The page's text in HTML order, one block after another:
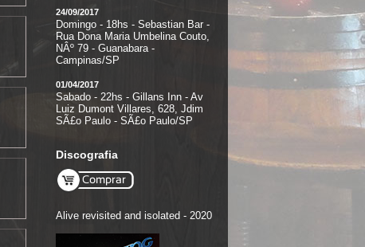
24/09/2017
Domingo - 18hs - Sebastian Bar -
Rua Dona Maria Umbelina Couto,
NÂº 79 - Guanabara -
Campinas/SP
01/04/2017
Sabado - 22hs - Gillans Inn - Av
Luiz Dumont Villares, 628, Jdim
SÃ£o Paulo - SÃ£o Paulo/SP
Discografia
Alive revisited and isolated - 2020